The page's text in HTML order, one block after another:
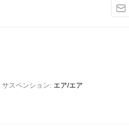
サスペンション
エア/エア